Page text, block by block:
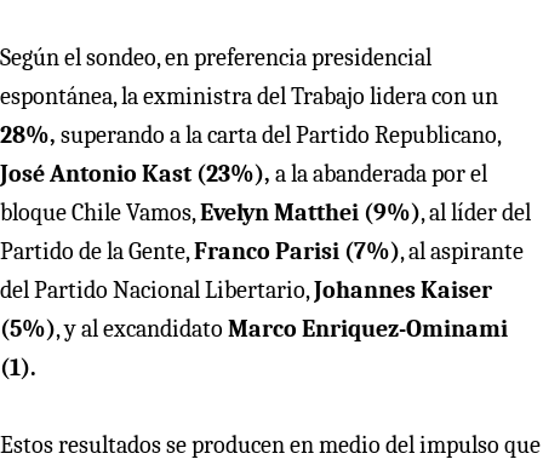
Según el sondeo, en preferencia presidencial
espontánea, la exministra del Trabajo lidera con un
28%, superando a la carta del Partido Republicano,
José Antonio Kast (23%), a la abanderada por el
bloque Chile Vamos,Evelyn Matthei (9%), al líder del
Partido de la Gente,Franco Parisi (7%), al aspirante
del Partido Nacional Libertario,Johannes Kaiser
(5%), y al excandidato Marco Enriquez-Ominami
(1).
Estos resultados se producen en medio del impulso que